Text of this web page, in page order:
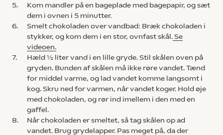
5.
Kom mandler på en bageplade med bagepapir, og sæt
dem i ovnen i 5 minutter.
6.
Smelt chokoladen over vandbad: Bræk chokoladen i
stykker, og kom dem i en stor, ovnfast skål. Se
videoen.
7.
Hæld ½ liter vand i en lille gryde. Stil skålen oven på
gryden. Bunden af skålen må ikke røre vandet. Tænd
for middel varme, og lad vandet komme langsomt i
kog. Skru ned for varmen, når vandet koger. Hold øje
med chokoladen, og rør ind imellem i den med en
gaffel.
8.
Når chokoladen er smeltet, så tag skålen op ad
vandet. Brug grydelapper. Pas meget på, da der